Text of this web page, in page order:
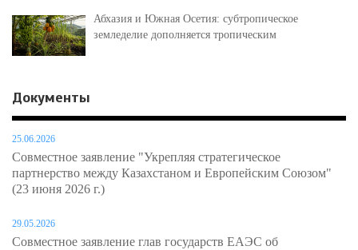
Абхазия и Южная Осетия: субтропическое
земледелие дополняется тропическим
Документы
25.06.2026
Совместное заявление "Укрепляя стратегическое
партнерство между Казахстаном и Европейским Союзом"
(23 июня 2026 г.)
29.05.2026
Совместное заявление глав государств ЕАЭС об